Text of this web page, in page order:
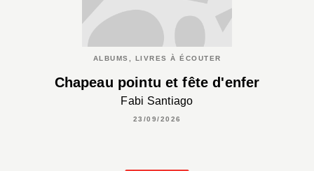
ALBUMS, LIVRES À ÉCOUTER
Chapeau pointu et fête d'enfer
Fabi Santiago
23/09/2026